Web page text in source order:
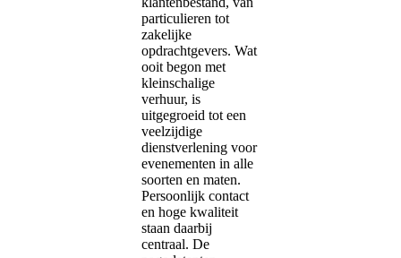
particulieren tot
zakelijke
opdrachtgevers. Wat
ooit begon met
kleinschalige
verhuur, is
uitgegroeid tot een
veelzijdige
dienstverlening voor
evenementen in alle
soorten en maten.
Persoonlijk contact
en hoge kwaliteit
staan daarbij
centraal. De